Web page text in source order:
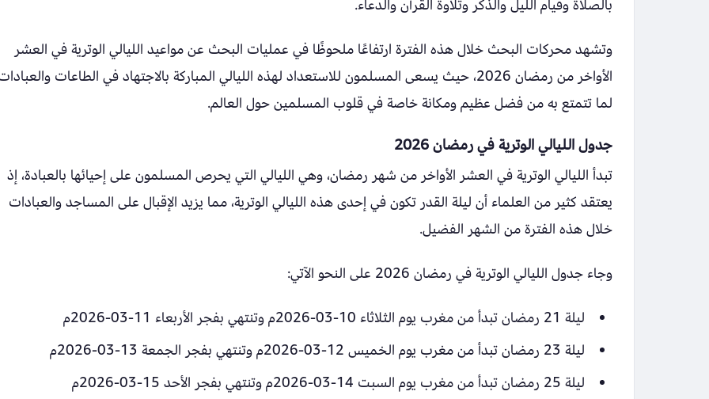
بالصلاة وقيام الليل والذكر وتلاوة القرآن والدعاء.
وتشهد محركات البحث خلال هذه الفترة ارتفاعًا ملحوظًا في عمليات البحث عن مواعيد الليالي الوترية في العشر
الأواخر من رمضان 2026، حيث يسعى المسلمون للاستعداد لهذه الليالي المباركة بالاجتهاد في الطاعات
لما تتمتع به من فضل عظيم ومكانة خاصة في قلوب المسلمين حول العالم.
جدول الليالي الوترية في رمضان 2026
تبدأ الليالي الوترية في العشر الأواخر من شهر رمضان، وهي الليالي التي يحرص المسلمون على إحيائها بالعبادة، إذ
يعتقد كثير من العلماء أن ليلة القدر تكون في إحدى هذه الليالي الوترية، مما يزيد الإقبال على المساجد والعبادات
خلال هذه الفترة من الشهر الفضيل.
وجاء جدول الليالي الوترية في رمضان 2026 على النحو الآتي:
ليلة 21 رمضان تبدأ من مغرب يوم الثلاثاء 10-03-2026م وتنتهي بفجر الأربعاء 11-03-2026م
ليلة 23 رمضان تبدأ من مغرب يوم الخميس 12-03-2026م وتنتهي بفجر الجمعة 13-03-2026م
ليلة 25 رمضان تبدأ من مغرب يوم السبت 14-03-2026م وتنتهي بفجر الأحد 15-03-2026م